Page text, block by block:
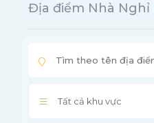
Địa điểm Nhà Nghỉ
Tất cả khu vực